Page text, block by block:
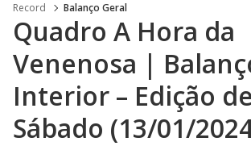
Record Balanço Geral
Quadro A Hora da
Venenosa |
Interior – Edição de
Sábado (13/01/